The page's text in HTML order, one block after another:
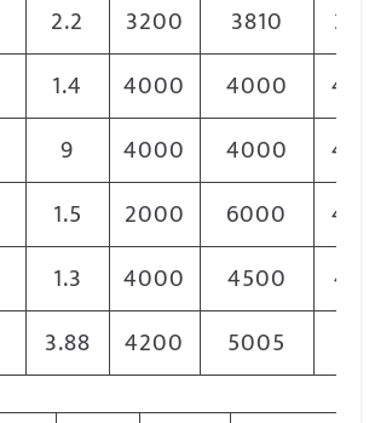
2.2 3200 3810
1.4 4000 4000
9 4000 4000
1.5 2000 6000
1.3 4000 4500
3.88 4200 5005